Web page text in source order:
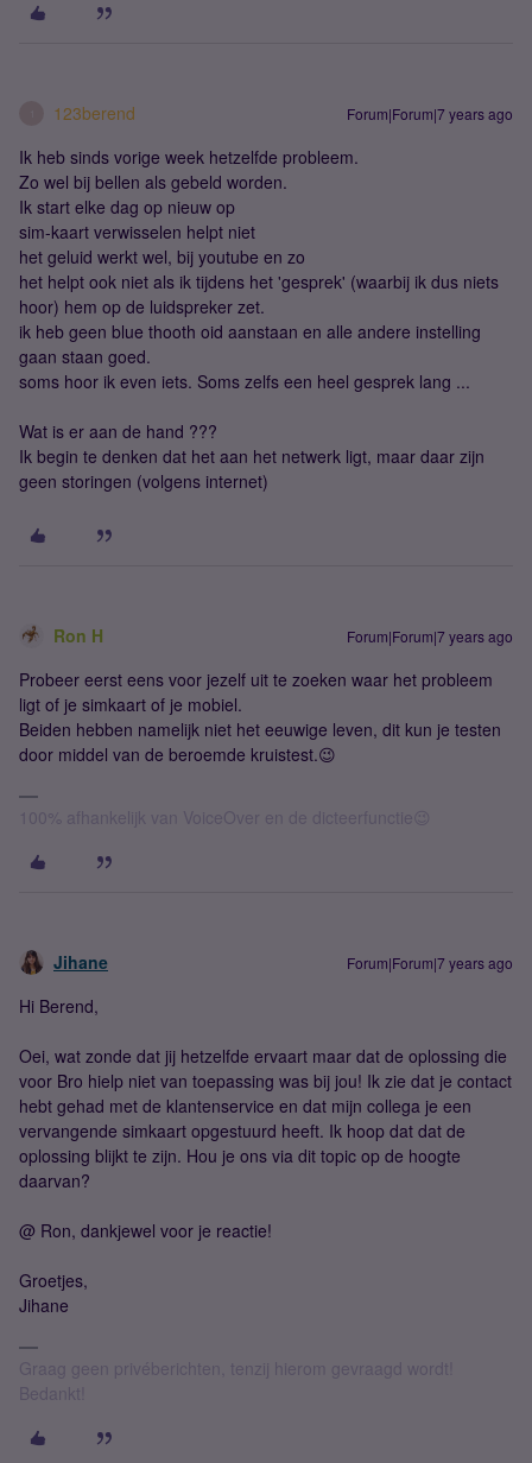
123berend Forum|Forum|7 years ago
Ik heb sinds vorige week hetzelfde probleem.
Zo wel bij bellen als gebeld worden.
Ik start elke dag op nieuw op
sim-kaart verwisselen helpt niet
het geluid werkt wel, bij youtube en zo
het helpt ook niet als ik tijdens het 'gesprek' (waarbij ik dus niets
hoor) hem op de luidspreker zet.
ik heb geen blue thooth oid aanstaan en alle andere instelling
gaan staan goed.
soms hoor ik even iets. Soms zelfs een heel gesprek lang ...
Wat is er aan de hand ???
Ik begin te denken dat het aan het netwerk ligt, maar daar zijn
geen storingen (volgens internet)
Ron H Forum|Forum|7 years ago
Probeer eerst eens voor jezelf uit te zoeken waar het probleem
ligt of je simkaart of je mobiel.
Beiden hebben namelijk niet het eeuwige leven, dit kun je testen
door middel van de beroemde kruistest.😉
100% afhankelijk van VoiceOver en de dicteerfunctie😉
Jihane Forum|Forum|7 years ago
Hi Berend,
Oei, wat zonde dat jij hetzelfde ervaart maar dat de oplossing die
voor Bro hielp niet van toepassing was bij jou! Ik zie dat je contact
hebt gehad met de klantenservice en dat mijn collega je een
vervangende simkaart opgestuurd heeft. Ik hoop dat dat de
oplossing blijkt te zijn. Hou je ons via dit topic op de hoogte
daarvan?
@ Ron, dankjewel voor je reactie!
Groetjes,
Jihane
Graag geen privéberichten, tenzij hierom gevraagd wordt!
Bedankt!